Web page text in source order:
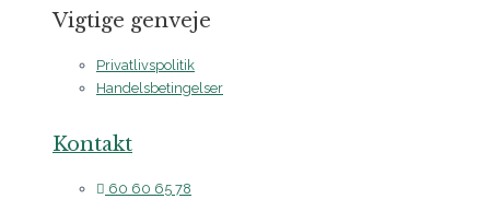
Vigtige genveje
Privatlivspolitik
Handelsbetingelser
Kontakt
60 60 65 78